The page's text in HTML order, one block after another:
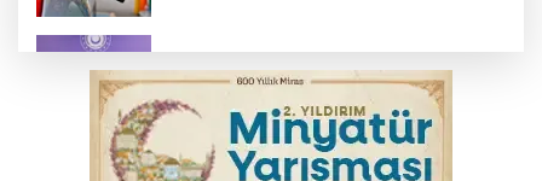
milletimize hayırlı olsun
Serbest piyasada döviz fiyatları